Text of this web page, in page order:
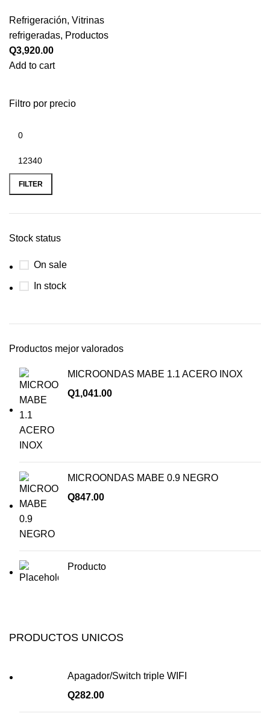
Filtro por precio
FILTER
Stock status
On sale
In stock
Productos mejor valorados
MICROONDAS MABE 1.1 ACERO INOX
Q1,041.00
MICROONDAS MABE 0.9 NEGRO
Q847.00
Producto
Refrigeración, Vitrinas
refrigeradas, Productos
Q3,920.00
Add to cart
PRODUCTOS UNICOS
Apagador/Switch triple WIFI
Q282.00